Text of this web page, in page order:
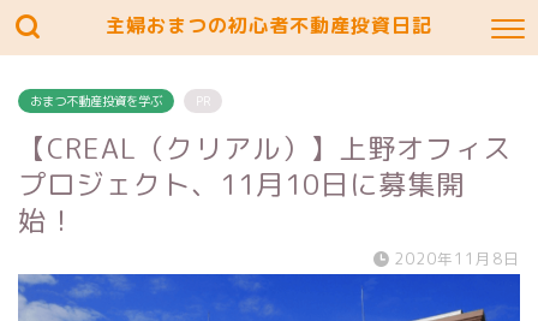
主婦おまつの初心者不動産投資日記
おまつ不動産投資を学ぶ PR
【CREAL（クリアル）】上野オフィス
プロジェクト、11月10日に募集開
始！
2020年11月8日